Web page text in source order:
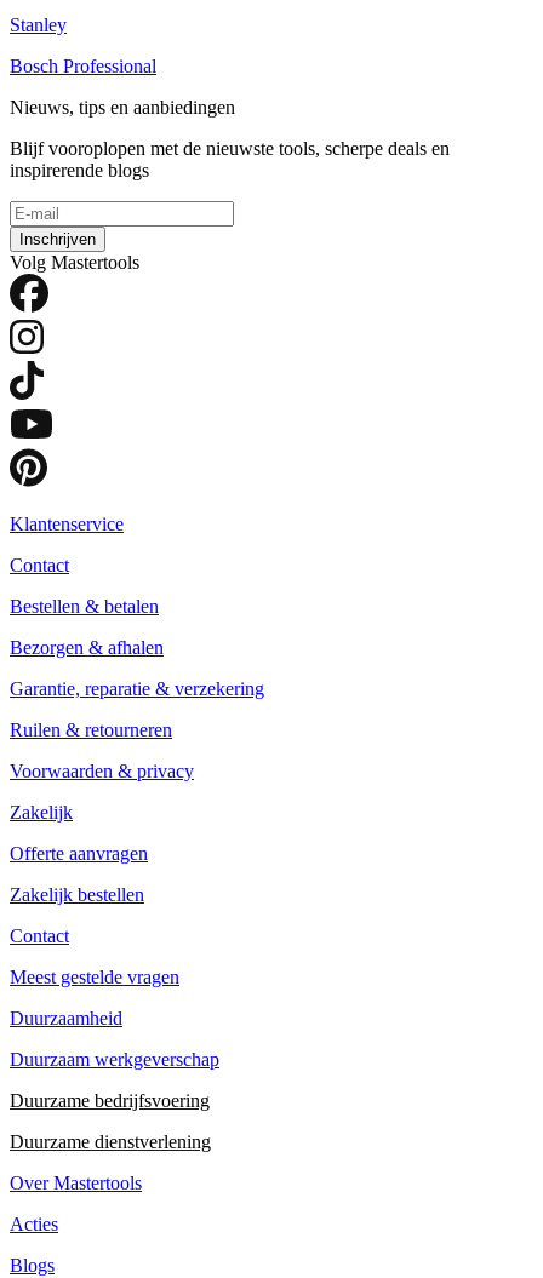
Stanley
Bosch Professional
Nieuws, tips en aanbiedingen
Blijf vooroplopen met de nieuwste tools, scherpe deals en
inspirerende blogs
Inschrijven
Volg Mastertools
Klantenservice
Contact
Bestellen & betalen
Bezorgen & afhalen
Garantie, reparatie & verzekering
Ruilen & retourneren
Voorwaarden & privacy
Zakelijk
Offerte aanvragen
Zakelijk bestellen
Contact
Meest gestelde vragen
Duurzaamheid
Duurzaam werkgeverschap
Duurzame bedrijfsvoering
Duurzame dienstverlening
Over Mastertools
Acties
Blogs